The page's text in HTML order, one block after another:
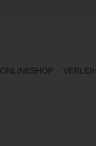
ONLINESHOP